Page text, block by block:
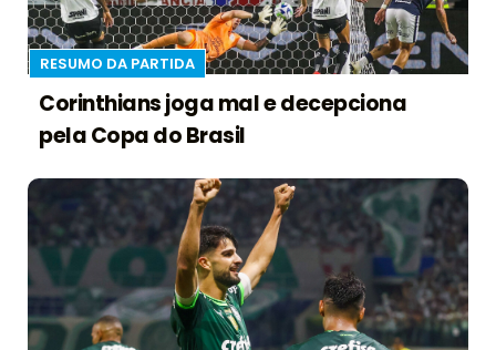
RESUMO DA PARTIDA
Corinthians joga mal e decepciona
pela Copa do Brasil